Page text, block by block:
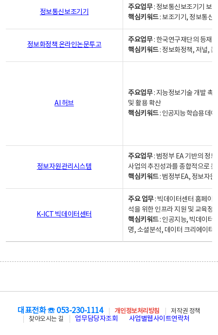
정보통신보조기기
주요업무: 정보통신보조기기 보
핵심키워드: 보조기기, 정보통신
정보화정책 온라인논문투고
주요업무: 한국연구재단의 등재
핵심키워드: 정보화정책, 저널,
AI 허브
주요업무: 지능정보기술 개발 촉
및 활용 확산
핵심키워드: 인공지능 학습용 데
정보자원관리시스템
주요업무: 범정부 EA 기반의 정
사업의 추진성과를 종합적으로
핵심키워드: 범정부EA, 정보자
K-ICT 빅데이터센터
주요 업무: 빅데이터센터 홈페이
석을 위한 인프라 지원 및 교육정
핵심키워드: 인공지능, 빅데이터,
명, 소셜분석, 데이터 크리에이터
대표전화 ☏ 053-230-1114 개인정보처리방침
저작권 정책
찾아오시는 길
업무담당자조회 사업별웹사이트연락처